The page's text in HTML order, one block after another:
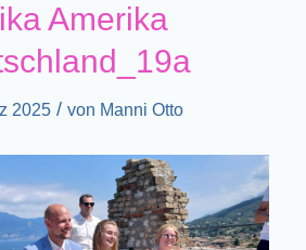
Amerika
2025 / von Manni Otto